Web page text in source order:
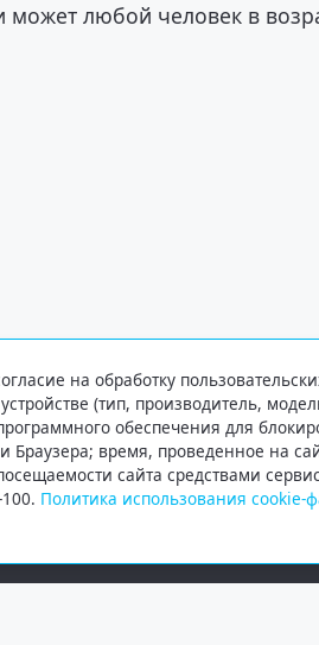
может любой человек в
на обработку
(тип, производитель,
обеспечения для
время, проведенное на
сайта средствами
Политика использования cookie-